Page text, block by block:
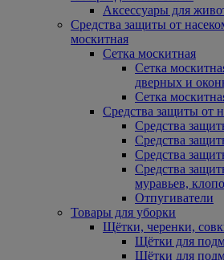
Аксессуары для
Средства защиты от
москитная
Сетка москитная
Сетка
дверных и
Сетка
Средства защиты от
Средства
Средства
Средства
Средства
муравьев,
Отпугиватели
Товары для уборки
Щётки, черенки,
Щётки для
Щётки для